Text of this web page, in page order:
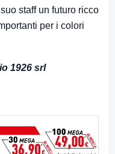
staff un futuro ricco
per i colori
1926 srl